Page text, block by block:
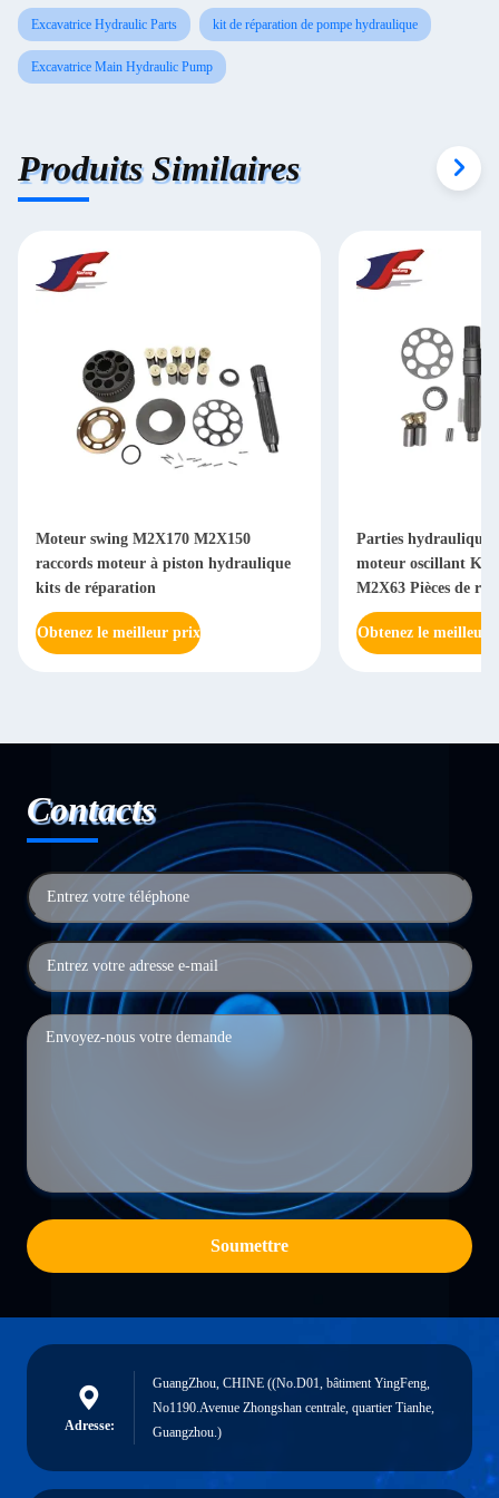
Excavatrice Hydraulic Parts kit de réparation de pompe hydraulique
Excavatrice Main Hydraulic Pump
Produits Similaires
Moteur swing M2X170 M2X150
raccords moteur à piston hydraulique
kits de réparation
Obtenez le meilleur prix
Parties
moteur oscillant Kit
M2X63 Pièces de
Obtenez le meilleur
Contacts
Soumettre
Adresse:
GuangZhou, CHINE ((No.D01, bâtiment YingFeng,
No1190.Avenue Zhongshan centrale, quartier Tianhe,
Guangzhou.)